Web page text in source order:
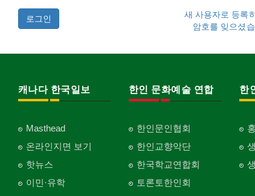
새 사용자로 등록
암호를 잊으셨
캐나다 한국일보
Masthead
온라인지면 보기
핫뉴스
이민·유학
한인 문화예술 연합
한인문인협회
한인교향악단
한국학교연합회
토론토한인회
한